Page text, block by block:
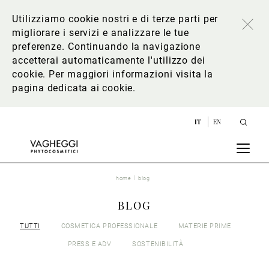
Utilizziamo cookie nostri e di terze parti per
migliorare i servizi e analizzare le tue
preferenze. Continuando la navigazione
accetterai automaticamente l'utilizzo dei
cookie. Per maggiori informazioni visita la
pagina dedicata ai cookie.
IT EN
home blog
BLOG
TUTTI COSMETICA PROFESSIONALE MATERIE PRIME
PRESS E ADV SOSTENIBILITÀ